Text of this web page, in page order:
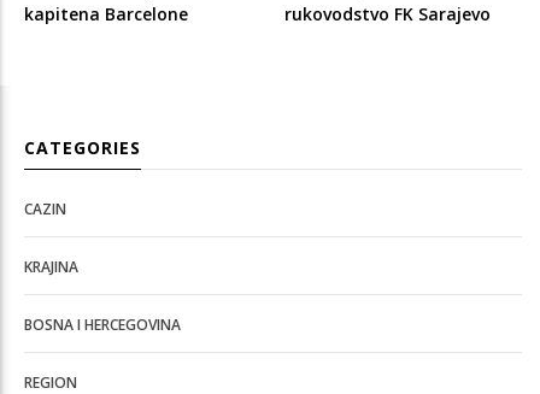
kapitena Barcelone
rukovodstvo FK Sarajevo
CATEGORIES
CAZIN
KRAJINA
BOSNA I HERCEGOVINA
REGION